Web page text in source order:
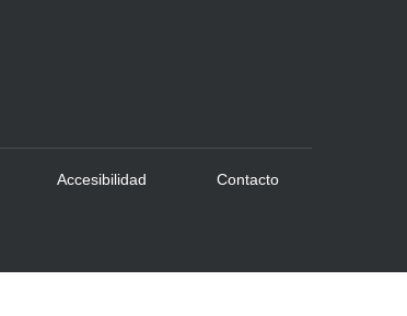
Accesibilidad Contacto